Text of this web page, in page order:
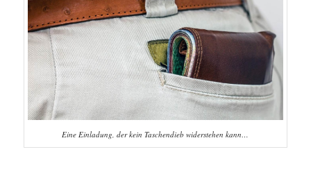
Eine Einladung, der kein Taschendieb widerstehen kann…